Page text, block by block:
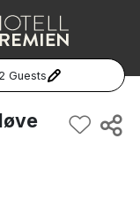
2 Guests